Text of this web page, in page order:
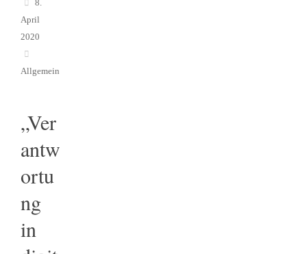
8.
April
2020
Allgemein
„Ver
antw
ortu
ng
in